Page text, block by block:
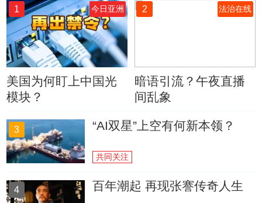
1 今日亚洲
美国为何盯上中国光
模块？
2 法治在线
暗语引流？午夜直播
间乱象
3 “AI双星”上空有何新本领？
共同关注
4 百年潮起 再现张謇传奇人生